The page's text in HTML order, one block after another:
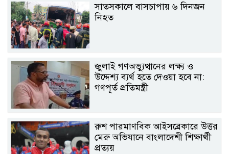
সাতসকালে বাসচাপায় ৬ দিনজন
নিহত
জুলাই গণঅভ্যুত্থানের লক্ষ্য ও
উদ্দেশ্য ব্যর্থ হতে দেওয়া হবে না:
গণপূর্ত প্রতিমন্ত্রী
রুশ পারমাণবিক আইসব্রেকারে উত্তর
মেরু অভিযানে বাংলাদেশী শিক্ষার্থী
প্রত্যয়